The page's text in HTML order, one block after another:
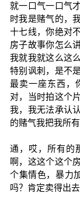
就一口气一口气
时我是赌气的，
十七线，你绝对
房子故事你怎么
我就我就这么这
特别讽刺，是不
最卖一座东西，
对，当时拍这个
我，我无法承认
的赌气我把我所有
通，哎，所有的
啊，这这个这个
个集情色，暴力
吗？肯定卖得出去